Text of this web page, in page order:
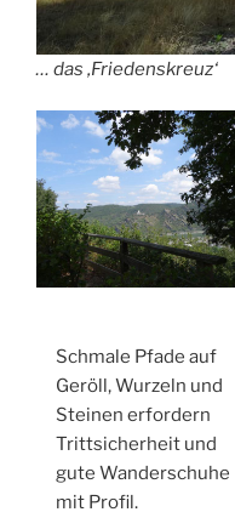
… das ‚Friedenskreuz‘
Schmale Pfade auf
Geröll, Wurzeln und
Steinen erfordern
Trittsicherheit und
gute Wanderschuhe
mit Profil.